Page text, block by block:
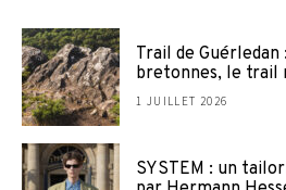
Trail de
bretonnes, le trail
1 JUILLET 2026
SYSTEM : un